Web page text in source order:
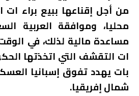
من أجل إقناعها ببيع براء ات
محليا، وموافقة العربية
مساعدة مالية لذلك، في
ات التقشف التي اتخذتها
بات يهدد تفوق إسبانيا
شمال إفريقيا.